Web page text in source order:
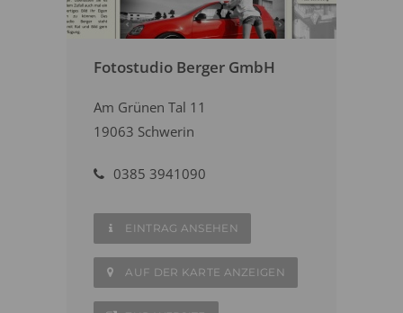
Fotostudio Berger GmbH
Am Grünen Tal 11
19063 Schwerin
0385 3941090
EINTRAG ANSEHEN
AUF DER KARTE ANZEIGEN